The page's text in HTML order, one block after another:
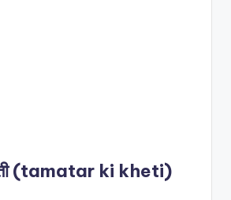
(tamatar ki kheti)